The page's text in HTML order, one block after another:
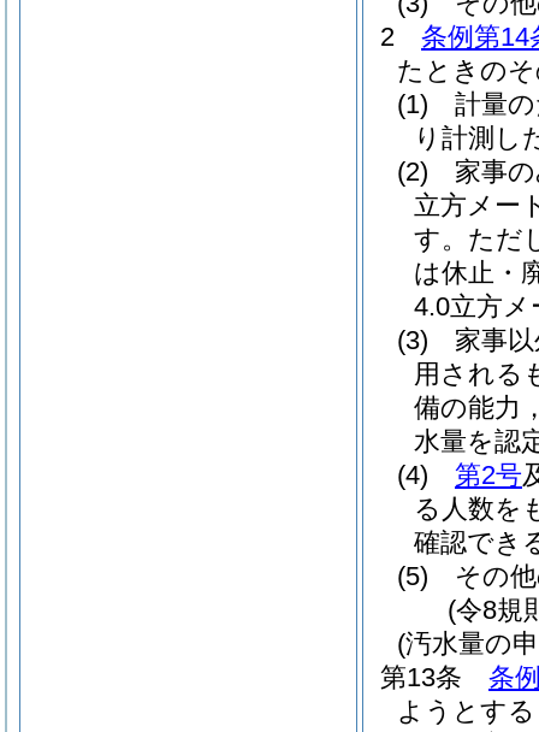
2
条例第14
たときの
(1)
計量
り計測し
(2)
家事
立方メー
す。 ただ
は休止・
4.0立方
(3)
家事
用される
備の能力
水量を認
(4)
第2号
る人数を
確認でき
(5)
その
(令8規
(汚水量の
第13条
条
ようとす